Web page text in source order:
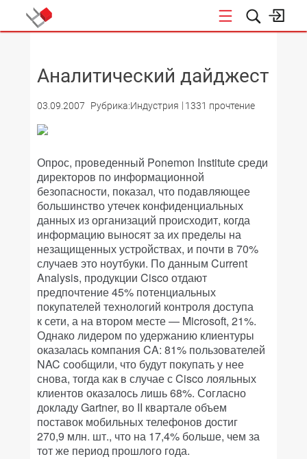
Аналитический дайджест
03.09.2007 Рубрика:Индустрия 1331 прочтение
Опрос, проведенный Ponemon Institute среди
директоров по информационной
безопасности, показал, что подавляющее
большинство утечек конфиденциальных
данных из организаций происходит, когда
информацию выносят за их пределы на
незащищенных устройствах, и почти в 70%
случаев это ноутбуки. По данным Current
Analysis, продукции Cisco отдают
предпочтение 45% потенциальных
покупателей технологий контроля доступа
к сети, а на втором месте — Microsoft, 21%.
Однако лидером по удержанию клиентуры
оказалась компания CA: 81% пользователей
NAC сообщили, что будут покупать у нее
снова, тогда как в случае с Cisco лояльных
клиентов оказалось лишь 68%. Согласно
докладу Gartner, во II квартале объем
поставок мобильных телефонов достиг
270,9 млн. шт., что на 17,4% больше, чем за
тот же период прошлого года.